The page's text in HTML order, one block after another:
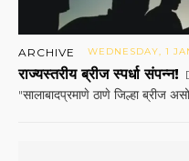
ARCHIVE WEDNESDAY, 1
राज्यस्तरीय ब्रीज स्पर्धा संपन्न!
"सालाबादप्रमाणे ठाणे जिल्हा ब्रीज